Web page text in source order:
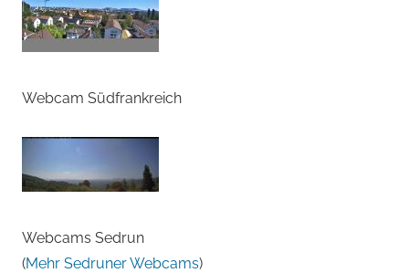
Webcam Südfrankreich
Webcams Sedrun
(Mehr Sedruner Webcams)